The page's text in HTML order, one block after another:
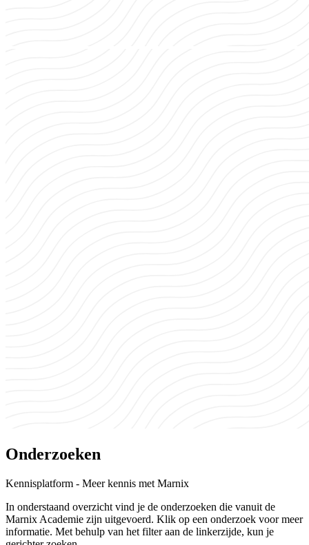
Onderzoeken
Kennisplatform - Meer kennis met Marnix
In onderstaand overzicht vind je de onderzoeken die vanuit de
Marnix Academie zijn uitgevoerd. Klik op een onderzoek voor meer
informatie. Met behulp van het filter aan de linkerzijde, kun je